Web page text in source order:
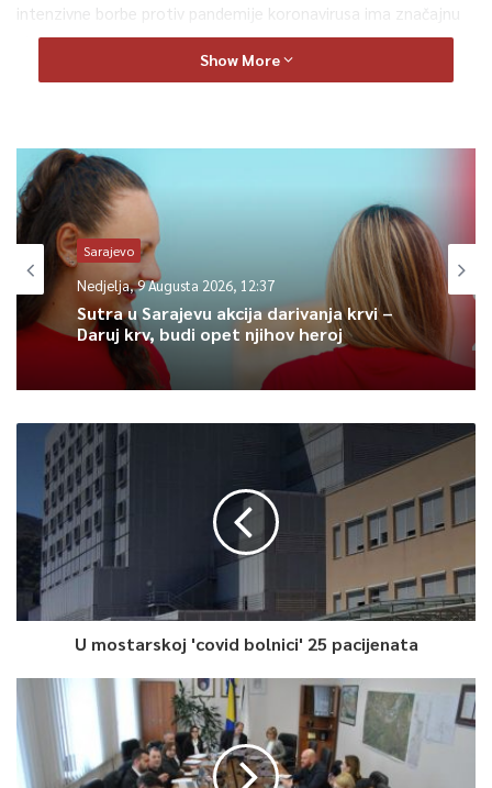
intenzivne borbe protiv pandemije koronavirusa ima značajnu
ulogu.
Show More
Sarajevo
Nedjelja, 9 Augusta 2026, 12:37
Sutra u Sarajevu akcija darivanja krvi –
Daruj krv, budi opet njihov heroj
Sarajevo
Subota, 8 Augusta 2026, 19:14
očekuje se potpisivanje Deklaracije
U mostarskoj 'covid bolnici' 25 pacijenata